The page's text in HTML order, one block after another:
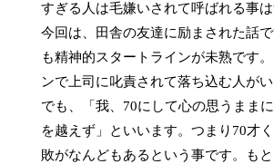
すぎる人は毛嫌いされて呼ばれる事は
今回は、田舎の友達に励まされた話
も精神的スタートラインが未熟です
ンで上司に叱責されて落ち込む人が
でも、「我、70にして心の思うまま
を越えず」といいます。つまり70才
敗がなんどもあるという事です。も